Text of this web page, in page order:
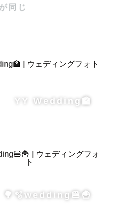
同じ
YY Wedding🏫
🌳🫧wedding🍔🍟